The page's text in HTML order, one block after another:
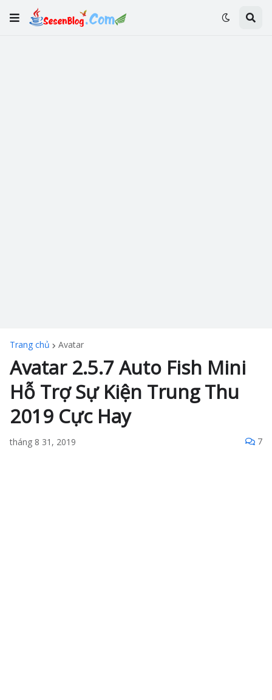
Trang chủ Avatar
Avatar 2.5.7 Auto Fish Mini
Hỗ Trợ Sự Kiện Trung Thu
2019 Cực Hay
tháng 8 31, 2019 7